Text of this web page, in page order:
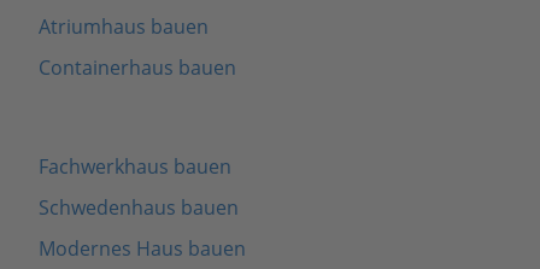
Atriumhaus bauen
Containerhaus bauen
Fachwerkhaus bauen
Schwedenhaus bauen
Modernes Haus bauen